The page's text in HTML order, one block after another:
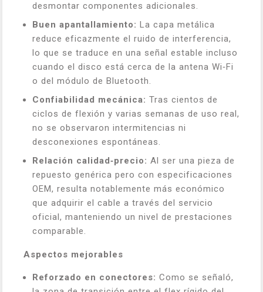
desmontar componentes adicionales.
Buen apantallamiento: La capa metálica
reduce eficazmente el ruido de interferencia,
lo que se traduce en una señal estable incluso
cuando el disco está cerca de la antena Wi‑Fi
o del módulo de Bluetooth.
Confiabilidad mecánica: Tras cientos de
ciclos de flexión y varias semanas de uso real,
no se observaron intermitencias ni
desconexiones espontáneas.
Relación calidad‑precio: Al ser una pieza de
repuesto genérica pero con especificaciones
OEM, resulta notablemente más económico
que adquirir el cable a través del servicio
oficial, manteniendo un nivel de prestaciones
comparable.
Aspectos mejorables
Reforzado en conectores: Como se señaló,